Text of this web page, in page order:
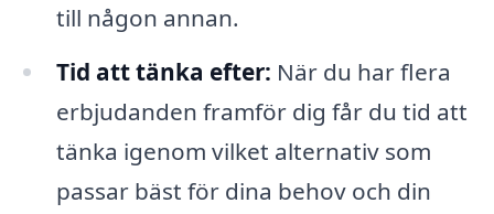
till någon annan.
Tid att tänka efter: När du har flera
erbjudanden framför dig får du tid att
tänka igenom vilket alternativ som
passar bäst för dina behov och din